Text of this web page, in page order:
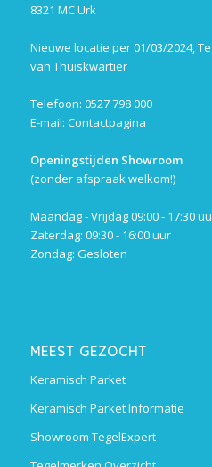
8321 MC Urk
Nieuwe locatie per 01/03/2024,
van Thuiskwartier
Telefoon: 0527 798 000
E-mail: Contactpagina
Openingstijden Showroom
(zonder afspraak welkom!)
Maandag - Vrijdag 09:00 - 17:30
Zaterdag: 09:30 - 16:00 uur
Zondag: Gesloten
MEEST GEZOCHT
Keramisch Parket
Keramisch Parket Informatie
Showroom TegelExpert